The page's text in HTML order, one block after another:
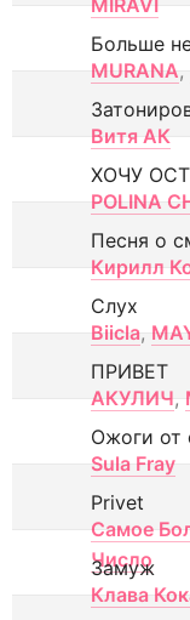
MIRAVI
Больше
MURANA,
Витя АК
ХОЧУ
POLINA
Песня о
Кирилл
Слух
Biicla,
ПРИВЕТ
АКУЛИЧ,
Ожоги от
Sula Fray
Privet
Самое
Число
Замуж
Клава